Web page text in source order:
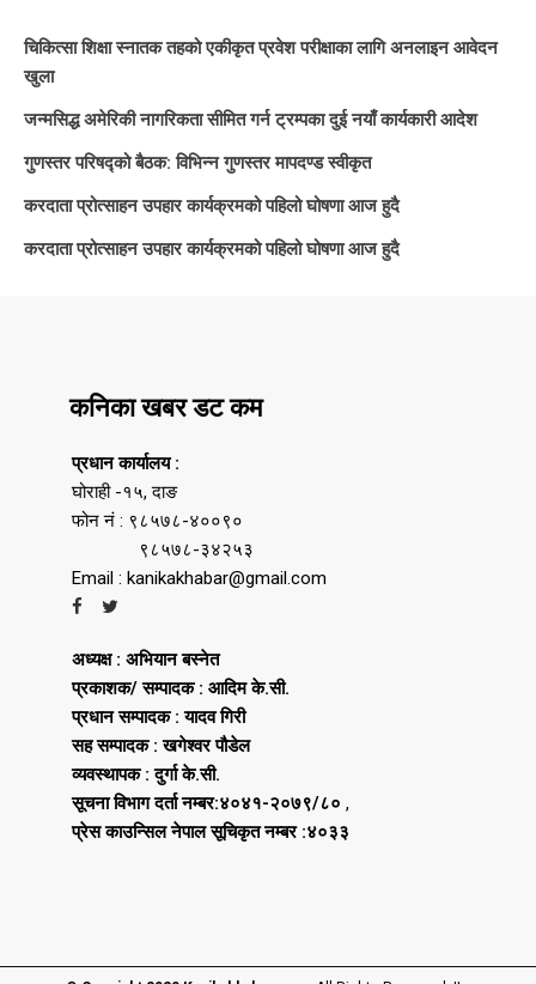
चिकित्सा शिक्षा स्नातक तहको एकीकृत प्रवेश परीक्षाका लागि अनलाइन आवेदन
खुला
जन्मसिद्ध अमेरिकी नागरिकता सीमित गर्न ट्रम्पका दुई नयाँ कार्यकारी आदेश
गुणस्तर परिषद्को बैठक: विभिन्न गुणस्तर मापदण्ड स्वीकृत
करदाता प्रोत्साहन उपहार कार्यक्रमको पहिलो घोषणा आज हुदै
करदाता प्रोत्साहन उपहार कार्यक्रमको पहिलो घोषणा आज हुदै
कनिका खबर डट कम
प्रधान कार्यालय :
घोराही -१५, दाङ
फोन नं : ९८५७८-४००९०
९८५७८-३४२५३
Email : kanikakhabar@gmail.com
अध्यक्ष : अभियान बस्नेत
प्रकाशक/ सम्पादक : आदिम के.सी.
प्रधान सम्पादक : यादव गिरी
सह सम्पादक : खगेश्वर पौडेल
व्यवस्थापक : दुर्गा के.सी.
सूचना विभाग दर्ता नम्बर:४०४१-२०७९/८० ,
प्रेस काउन्सिल नेपाल सूचिकृत नम्बर :४०३३